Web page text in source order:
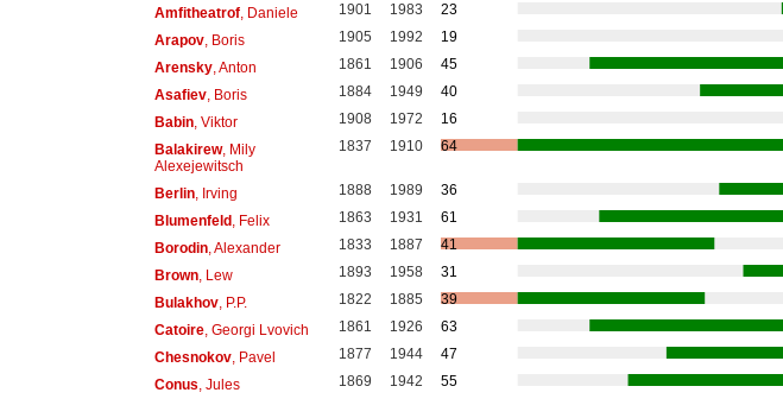
Amfitheatrof, Daniele 1901 1983
23
Arapov, Boris 1905 1992
19
Arensky, Anton 1861 1906
45
Asafiev, Boris 1884 1949
40
Babin, Viktor 1908 1972
16
Balakirew, Mily
Alexejewitsch
1837 1910 64
Berlin, Irving 1888 1989
36
Blumenfeld, Felix 1863 1931
61
Borodin, Alexander 1833 1887
41
Brown, Lew 1893 1958
31
Bulakhov, P.P. 1822 1885
39
Catoire, Georgi Lvovich 1861 1926
63
Chesnokov, Pavel 1877 1944
47
Conus , Jules 1869 1942
55